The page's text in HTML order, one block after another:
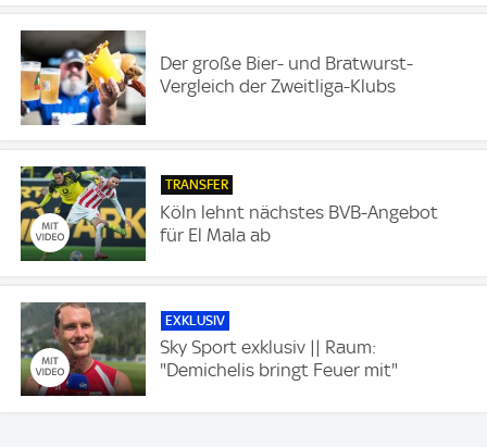
Der große Bier- und Bratwurst-
Vergleich der Zweitliga-Klubs
TRANSFER
Köln lehnt nächstes BVB-Angebot
für El Mala ab
EXKLUSIV
Sky Sport exklusiv || Raum:
"Demichelis bringt Feuer mit"